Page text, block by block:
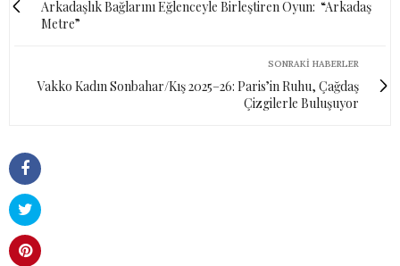
Arkadaşlık Bağlarını Eğlenceyle Birleştiren Oyun: “Arkadaş
Metre”
SONRAKI HABERLER
Vakko Kadın Sonbahar/Kış 2025–26: Paris’in Ruhu, Çağdaş
Çizgilerle Buluşuyor